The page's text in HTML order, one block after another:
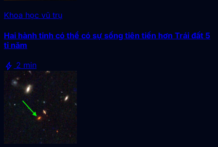
Khoa học vũ trụ
Hai hành tinh có thể có sự sống tiên tiến hơn Trái đất 5
tỉ năm
bolt 2 min